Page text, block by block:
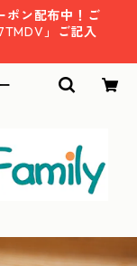
ン配布中！ご
」ご記入